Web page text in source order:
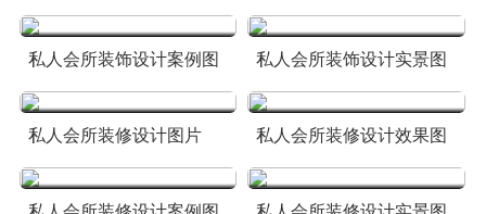
私人会所装饰设计案例图 私人会所装饰设计实景图
私人会所装修设计图片 私人会所装修设计效果图
私人会所装修设计案例图 私人会所装修设计实景图